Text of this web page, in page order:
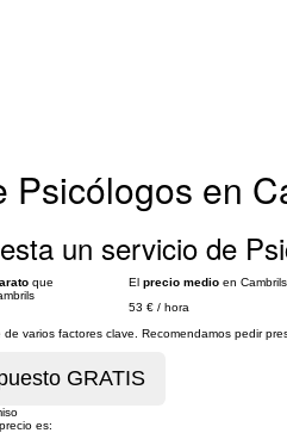
Psicólogos en
un servicio de
que
El precio medio en
53 € / hora
varios factores clave. Recomendamos pedir
es: